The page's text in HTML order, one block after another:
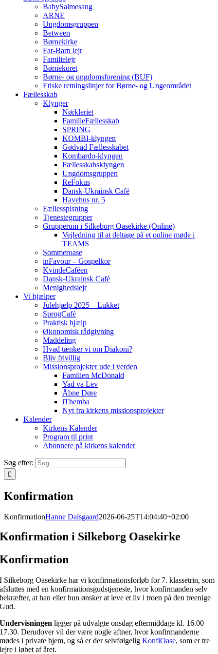
BabySalmesang
ARNE
Ungdomsgruppen
Between
Børnekirke
Far-Barn lejr
Familielejr
Børnekoret
Børne- og ungdomsforening (BUF)
Etiske retningslinjer for Børne- og Ungeområdet
Fællesskab
Klynger
Nørkleriet
FamilieFællesskab
SPRING
KOMBI-klyngen
Gødvad Fællesskabet
Kombardo-klyngen
Fællesskabsklyngen
Ungdomsgruppen
ReFokus
Dansk-Ukrainsk Café
Havehus nr. 5
Fællesspisning
Tjenestegrupper
Grupperum i Silkeborg Oasekirke (Online)
Vejledning til at deltage på et online møde i
TEAMS
Sommeroase
inFavour – Gospelkor
KvindeCaféen
Dansk-Ukrainsk Café
Menighedslejr
Vi hjælper
Julehjælp 2025 – Lukket
SprogCafé
Praktisk hjælp
Økonomisk rådgivning
Maddeling
Hvad tænker vi om Diakoni?
Bliv frivillig
Missionsprojekter ude i verden
Familien McDonald
Yad va Lev
Åbne Døre
iThemba
Nyt fra kirkens missionsprojekter
Kalender
Kirkens Kalender
Program til print
Abonnere på kirkens kalender
Søg efter:
Konfirmation
KonfirmationHanne Dalsgaard2026-06-25T14:04:40+02:00
Konfirmation i Silkeborg Oasekirke
Konfirmation
I Silkeborg Oasekirke har vi konfirmationsforløb for 7. klassetrin, som
afsluttes med en konfirmationsgudstjeneste, hvor konfirmanden selv
bekræfter, at han eller hun ønsker at leve et liv i troen på den treenige
Gud.
Undervisningenligger på udvalgte onsdag eftermiddage kl. 16.00 –
17.30. Derudover vil der være nogle aftner, hvor konfirmanderne
mødes i private hjem, og så er der selvfølgeligKonfiOase, som er tre
lejre i løbet af året.